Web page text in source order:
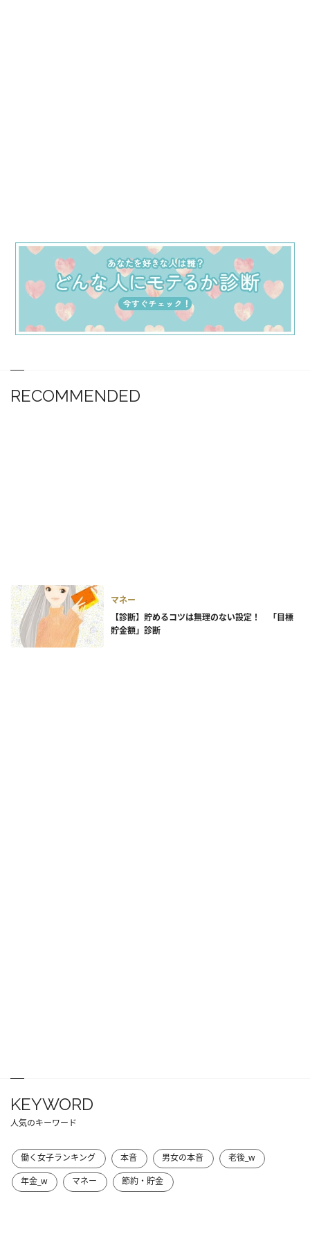
RECOMMENDED
マネー
【診断】貯めるコツは無理のない設定！ 「目標
貯金額」診断
KEYWORD
人気のキーワード
働く女子ランキング 本音 男女の本音
老後_w
年金_w
マネー 節約・貯金